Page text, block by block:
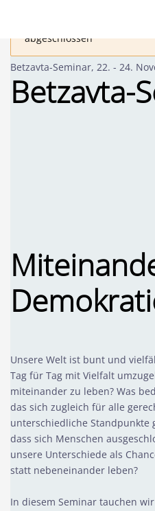
abgeschlossen
Betzavta-Seminar, 22. - 24.
Betzavta-
Unsere Welt ist bunt und
Tag für Tag mit Vielfalt
miteinander zu leben? Was
das sich zugleich für alle
unterschiedliche Standpunkte
dass sich Menschen
unsere Unterschiede als
statt nebeneinander leben?
In diesem Seminar tauchen